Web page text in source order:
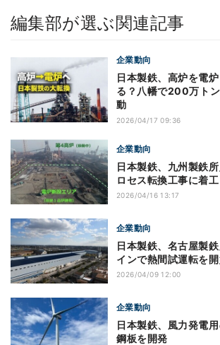
編集部が選ぶ関連記事
企業動向
日本製鉄、高炉を電
る？八幡で200万ト
動
2026/04/17 09:36
企業動向
日本製鉄、九州製鉄
ロセス転換工事に着工
2026/04/16 13:17
企業動向
日本製鉄、名古屋製
インで熱間試運転を
2026/04/09 12:00
企業動向
日本製鉄、風力発電
鋼板を開発